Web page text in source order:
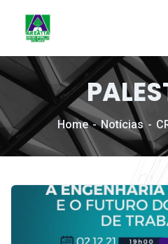
Home Notícias